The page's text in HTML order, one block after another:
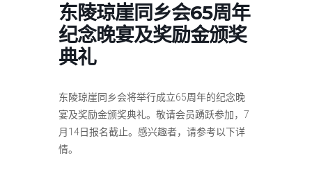
东陵琼崖同乡会65周年
纪念晚宴及奖励金颁奖
典礼
东陵琼崖同乡会将举行成立65周年的纪念晚
宴及奖励金颁奖典礼。敬请会员踴跃参加， 7
月 14日报名截止。感兴趣者，请参考以下详
情。